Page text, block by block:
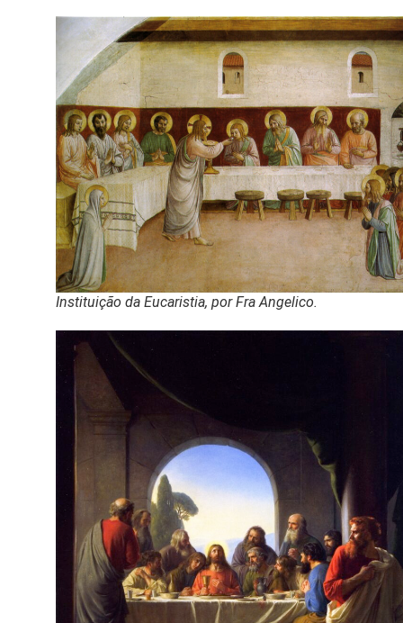
Instituição da Eucaristia, por Fra Angelico.